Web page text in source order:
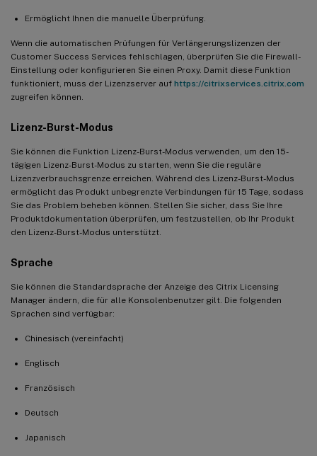
Ermöglicht Ihnen die manuelle Überprüfung.
Wenn die automatischen Prüfungen für Verlängerungslizenzen der
Customer Success Services fehlschlagen, überprüfen Sie die Firewall-
Einstellung oder konfigurieren Sie einen Proxy. Damit diese Funktion
funktioniert, muss der Lizenzserver auf https://citrixservices.citrix.com
zugreifen können.
Lizenz-Burst-Modus
Sie können die Funktion Lizenz-Burst-Modus verwenden, um den 15-
tägigen Lizenz-Burst-Modus zu starten, wenn Sie die reguläre
Lizenzverbrauchsgrenze erreichen. Während des Lizenz-Burst-Modus
ermöglicht das Produkt unbegrenzte Verbindungen für 15 Tage, sodass
Sie das Problem beheben können. Stellen Sie sicher, dass Sie Ihre
Produktdokumentation überprüfen, um festzustellen, ob Ihr Produkt
den Lizenz-Burst-Modus unterstützt.
Sprache
Sie können die Standardsprache der Anzeige des Citrix Licensing
Manager ändern, die für alle Konsolenbenutzer gilt. Die folgenden
Sprachen sind verfügbar:
Chinesisch (vereinfacht)
Englisch
Französisch
Deutsch
Japanisch